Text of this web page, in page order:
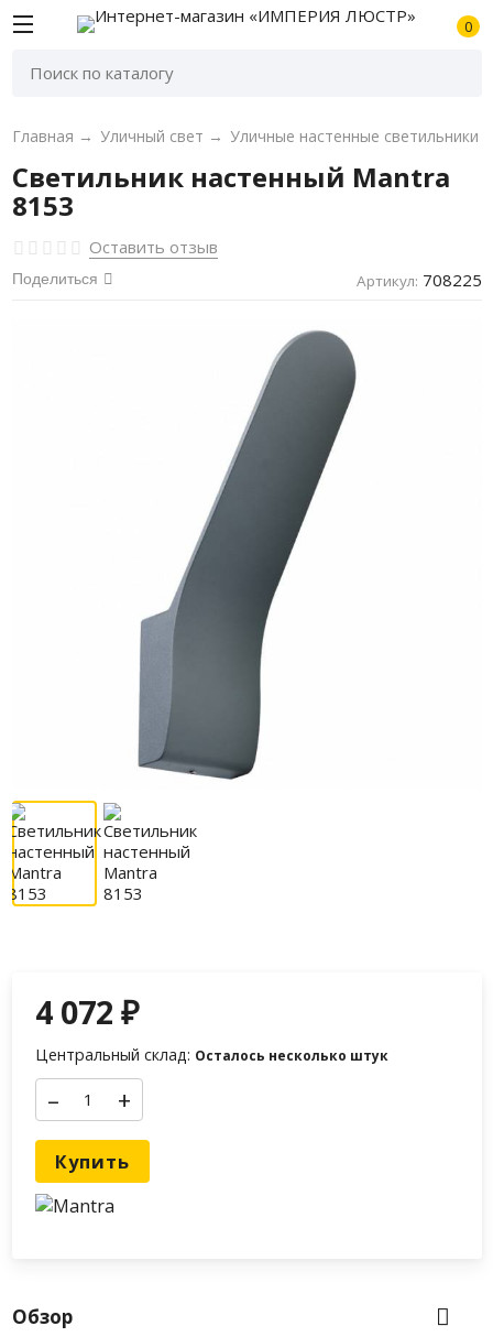
0
Главная → Уличный свет → Уличные настенные светильники
Светильник настенный Mantra
8153
Оставить отзыв
Поделиться Артикул: 708225
4 072 ₽
Центральный склад: Осталось несколько штук
– +
Купить
Обзор